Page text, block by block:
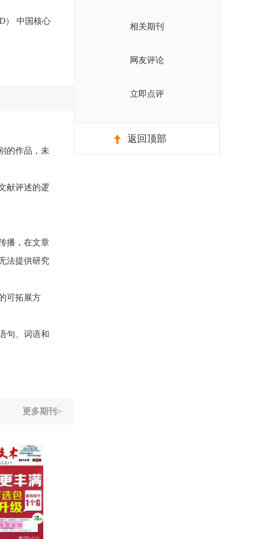
） 中国核心
的作品，未
献评述的逻
播，在文章
法提供研究
可拓展方
句、词语和
更多期刊>
相关期刊
网友评论
立即点评
返回顶部